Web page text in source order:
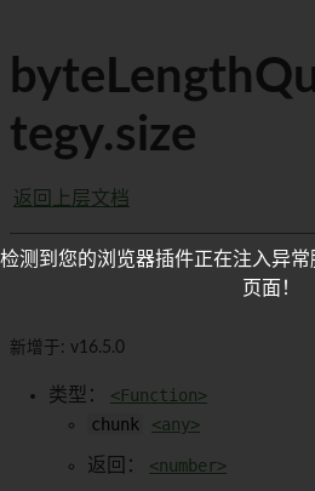
tegy.size
返回上层文档
新增于: v16.5.0
类型：
<Function>
chunk
<any>
返回： <number>
检测到您的浏览器插件正在注入异
页面！